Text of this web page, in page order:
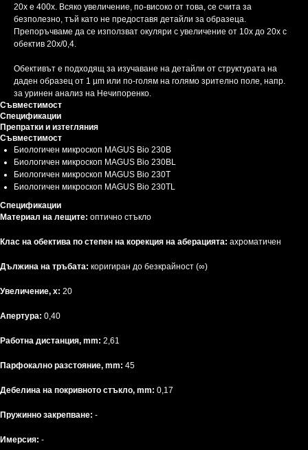
20x е 400x. Всяко увеличение, по-високо от това, се счита за
безполезно, тъй като не предоставя детайли за образеца.
Препоръчваме да се използват окуляри с увеличение от 10x до 20x с
обектив 20x/0,4.
Обективът е подходящ за изучаване на детайли от структурата на
даден образец от 1 µm или по-голям на голямо зрително поле, напр.
за уринен анализ на Нечипоренко.
Съвместимост
Спецификации
Препратки и изтегляния
Съвместимост
Биологичен микроскоп MAGUS Bio 230B
Биологичен микроскоп MAGUS Bio 230BL
Биологичен микроскоп MAGUS Bio 230T
Биологичен микроскоп MAGUS Bio 230TL
Спецификации
Материал на лещите: оптично стъкло
Клас на обектива по степен на корекция на аберацията: ахроматичен
Дължина на тръбата: коригиран до безкрайност (∞)
Увеличение, x: 20
Апертура: 0,40
Работна дистанция, mm: 2,61
Парфокално разстояние, mm: 45
Дебелина на покривното стъкло, mm: 0,17
Пружинно закрепване: -
Имерсия: -